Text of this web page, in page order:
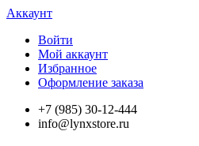
Аккаунт
Войти
Мой аккаунт
Избранное
Оформление заказа
+7 (985) 30-12-444
info@lynxstore.ru